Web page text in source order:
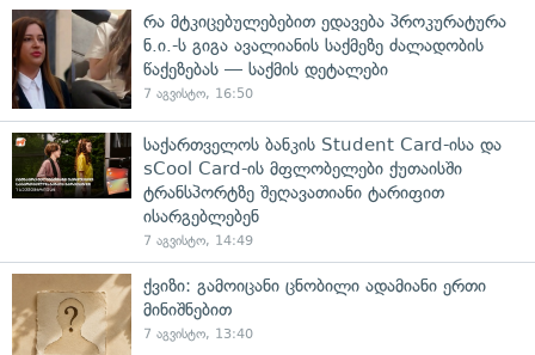
რა მტკიცებულებებით ედავება პროკურატურა
ნ.ი.-ს გიგა ავალიანის საქმეზე ძალადობის
წაქეზებას — საქმის დეტალები
7 აგვისტო, 16:50
საქართველოს ბანკის Student Card-ისა და
sCool Card-ის მფლობელები ქუთაისში
ტრანსპორტზე შეღავათიანი ტარიფით
ისარგებლებენ
7 აგვისტო, 14:49
ქვიზი: გამოიცანი ცნობილი ადამიანი ერთი
მინიშნებით
7 აგვისტო, 13:40